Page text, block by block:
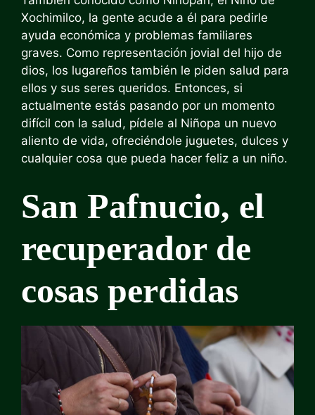
Xochimilco, la gente acude a él para pedirle
ayuda económica y problemas familiares
graves. Como representación jovial del hijo de
dios, los lugareños también le piden salud para
ellos y sus seres queridos. Entonces, si
actualmente estás pasando por un momento
difícil con la salud, pídele al Niñopa un nuevo
aliento de vida, ofreciéndole juguetes, dulces y
cualquier cosa que pueda hacer feliz a un niño.
San Pafnucio, el
recuperador de
cosas perdidas